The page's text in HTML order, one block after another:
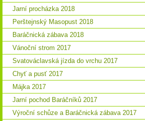
Jarní procházka 2018
Perštejnský Masopust 2018
Baráčnická zábava 2018
Vánoční strom 2017
Svatováclavská jízda do vrchu 2017
Chyť a pusť 2017
Májka 2017
Jarní pochod Baráčníků 2017
Výroční schůze a Baráčnická zábava 2017